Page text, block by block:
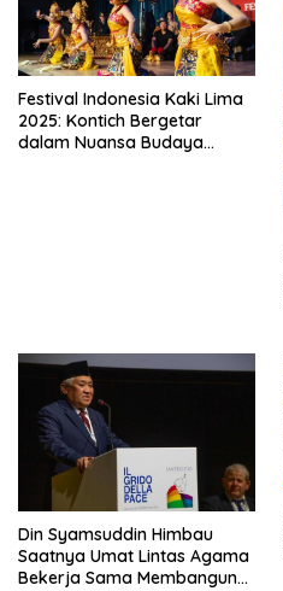
Festival Indonesia Kaki Lima
2025: Kontich Bergetar
dalam Nuansa Budaya
Din Syamsuddin Himbau
Saatnya Umat Lintas Agama
Bekerja Sama Membangun